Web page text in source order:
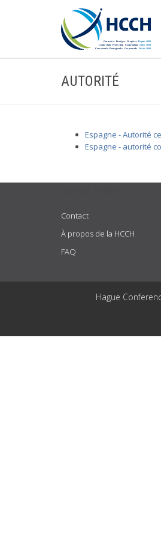
AUTORITÉ
Espagne - Autorité
Espagne - autorité
Contact
À propos de la HCCH
FAQ
Hague